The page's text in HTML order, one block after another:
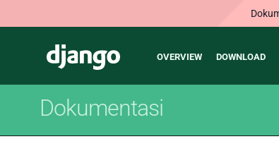
Django
Main
OVERVIEW DOWNLOAD
Dokumentasi